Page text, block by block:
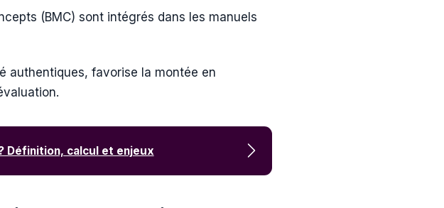
(BMC) sont intégrés dans les manuels
authentiques, favorise la montée en
Définition, calcul et enjeux